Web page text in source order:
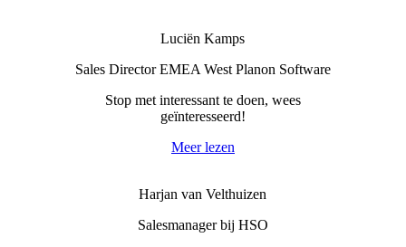
Luciën Kamps
Sales Director EMEA West Planon Software
Stop met interessant te doen, wees
geïnteresseerd!
Meer lezen
Harjan van Velthuizen
Salesmanager bij HSO